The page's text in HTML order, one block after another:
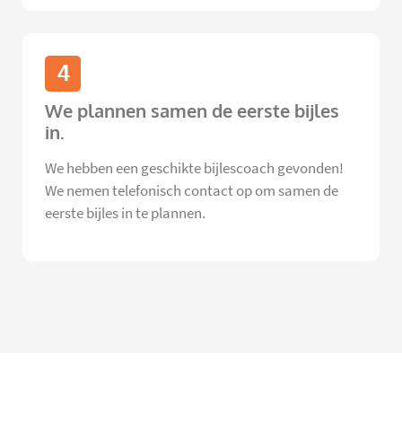
4
We plannen samen de eerste bijles
in.
We hebben een geschikte bijlescoach gevonden!
We nemen telefonisch contact op om samen de
eerste bijles in te plannen.